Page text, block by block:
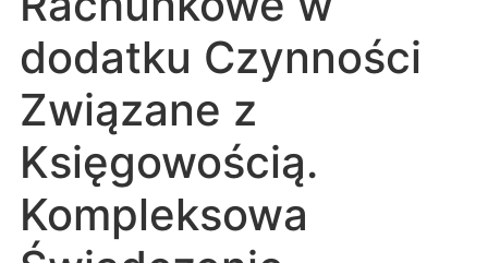
dodatku Czynności
Związane z
Księgowością.
Kompleksowa